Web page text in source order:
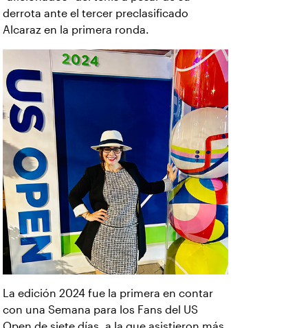
derrota ante el tercer preclasificado
Alcaraz en la primera ronda.
La edición 2024 fue la primera en contar
con una Semana para los Fans del US